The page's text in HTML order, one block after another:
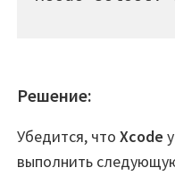
Решение:
Убедится, что Xcode
выполнить